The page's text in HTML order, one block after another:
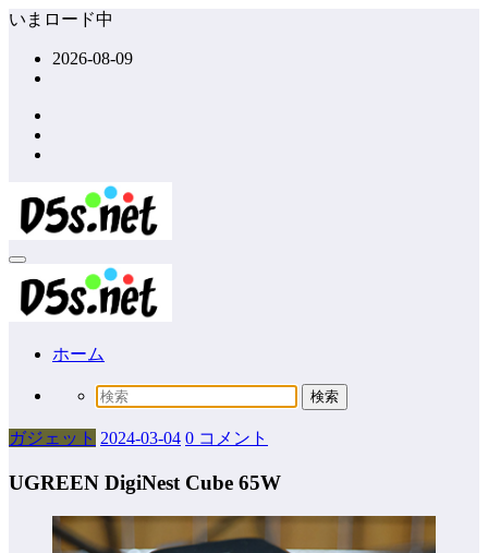
コ
ッ
プ
いまロード中
2026-08-09
ホーム
ガジェット 2024-03-04 0 コメント
UGREEN DigiNest Cube 65W